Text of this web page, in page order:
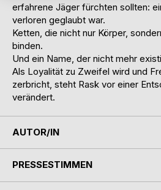
erfahrene Jäger fürchten sollten:
verloren geglaubt war.
Ketten, die nicht nur Körper,
binden.
Und ein Name, der nicht mehr
Als Loyalität zu Zweifel wird und
zerbricht, steht Rask vor einer
verändert.
AUTOR/IN
PRESSESTIMMEN